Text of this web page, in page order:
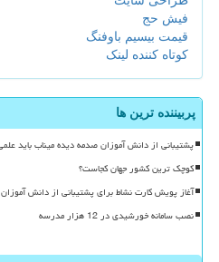
فیش حج
قیمت بیسیم باوفنگ
کوتاه کننده لینک
پربیننده ترین ها
پشتیبانی از دانش آموزان صدمه دیده میناب باید
کوچک ترین کشور جهان کجاست؟
آغاز پویش کارت نشاط برای پشتیبانی از دانش آموزان
نصب سامانه خورشیدی در 12 هزار مدرسه